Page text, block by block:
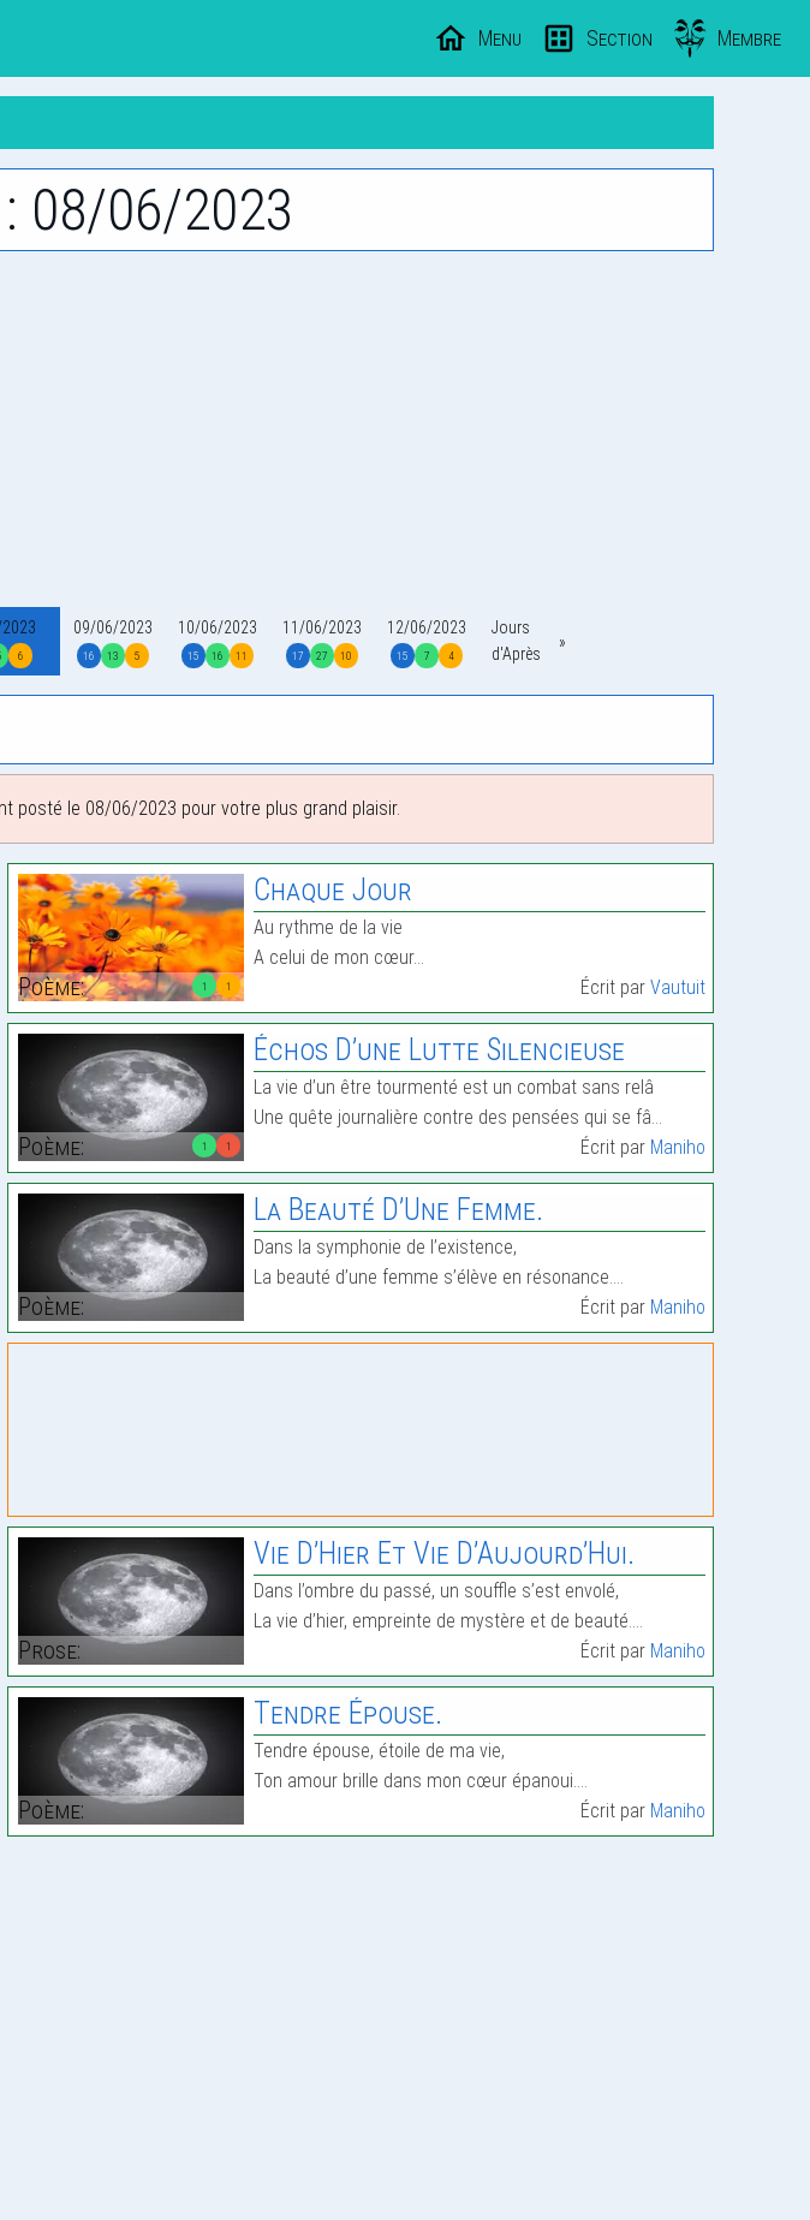
Menu Section Membre
08/06/2023
6
09/06/2023
16 13 5
10/06/2023
15 16 11
11/06/2023
17 27 10
12/06/2023
15 7 4
Jours
d'Après
posté le 08/06/2023 pour votre plus grand plaisir.
1 1
Poème:
Chaque Jour
Au rythme de la vie
A celui de mon cœur…
Écrit parVautuit
1 1
Poème:
Échos D’une Lutte Silencieuse
La vie d’un être tourmenté est un combat sans relâ
Une quête journalière contre des pensées qui se fâ…
Écrit par Maniho
Poème:
La Beauté D’Une Femme.
Dans la symphonie de l’existence,
La beauté d’une femme s’élève en résonance.…
Écrit par Maniho
Prose:
Vie D’Hier Et Vie D’Aujourd’Hui.
Dans l’ombre du passé, un souffle s’est envolé,
La vie d’hier, empreinte de mystère et de beauté.…
Écrit par Maniho
Poème:
Tendre Épouse.
Tendre épouse, étoile de ma vie,
Ton amour brille dans mon cœur épanoui.…
Écrit par Maniho